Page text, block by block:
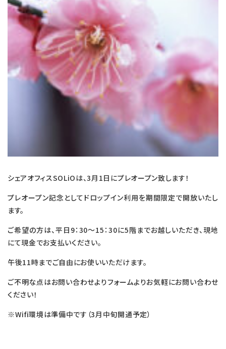
シェアオフィスSOLiOは、3月1日にプレオープン致します！
プレオープン記念としてドロップイン利用を期間限定で開放いたし
ます。
ご希望の方は、平日9：30～15：30に5階までお越しいただき、現地
にて現金でお支払いください。
午後11時までご自由にお使いいただけます。
ご不明な点はお問い合わせよりフォームよりお気軽にお問い合わせ
ください！
※Wifi環境は準備中です（3月中旬開通予定）